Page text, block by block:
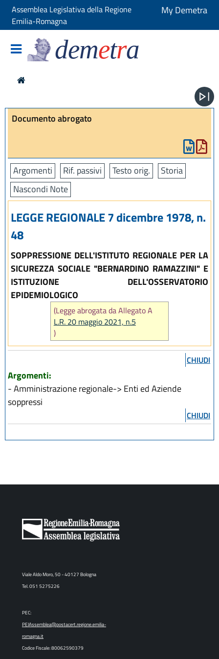
Assemblea Legislativa della Regione
Emilia-Romagna
My Demetra
demetra
Documento abrogato
Argomenti Rif. passivi Testo orig.
Storia
Nascondi Note
LEGGE REGIONALE 7 dicembre 1978, n.
48
SOPPRESSIONE DELL'ISTITUTO REGIONALE PER LA
SICUREZZA SOCIALE "BERNARDINO RAMAZZINI" E
ISTITUZIONE DELL'OSSERVATORIO
EPIDEMIOLOGICO
(Legge abrogata da Allegato A
L.R. 20 maggio 2021, n.5
)
CHIUDI
Argomenti:
- Amministrazione regionale-> Enti ed Aziende
soppressi
CHIUDI
Viale Aldo Moro, 50 - 40127 Bologna
Tel. 051 5275226
PEC:
PEIAssemblea@postacert.regione.emilia-
romagna.it
Codice Fiscale: 80062590379